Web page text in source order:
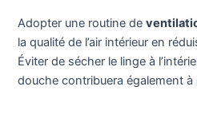
Adopter une routine de
la qualité de l’air intérieur en
Éviter de sécher le linge à
douche contribuera également à